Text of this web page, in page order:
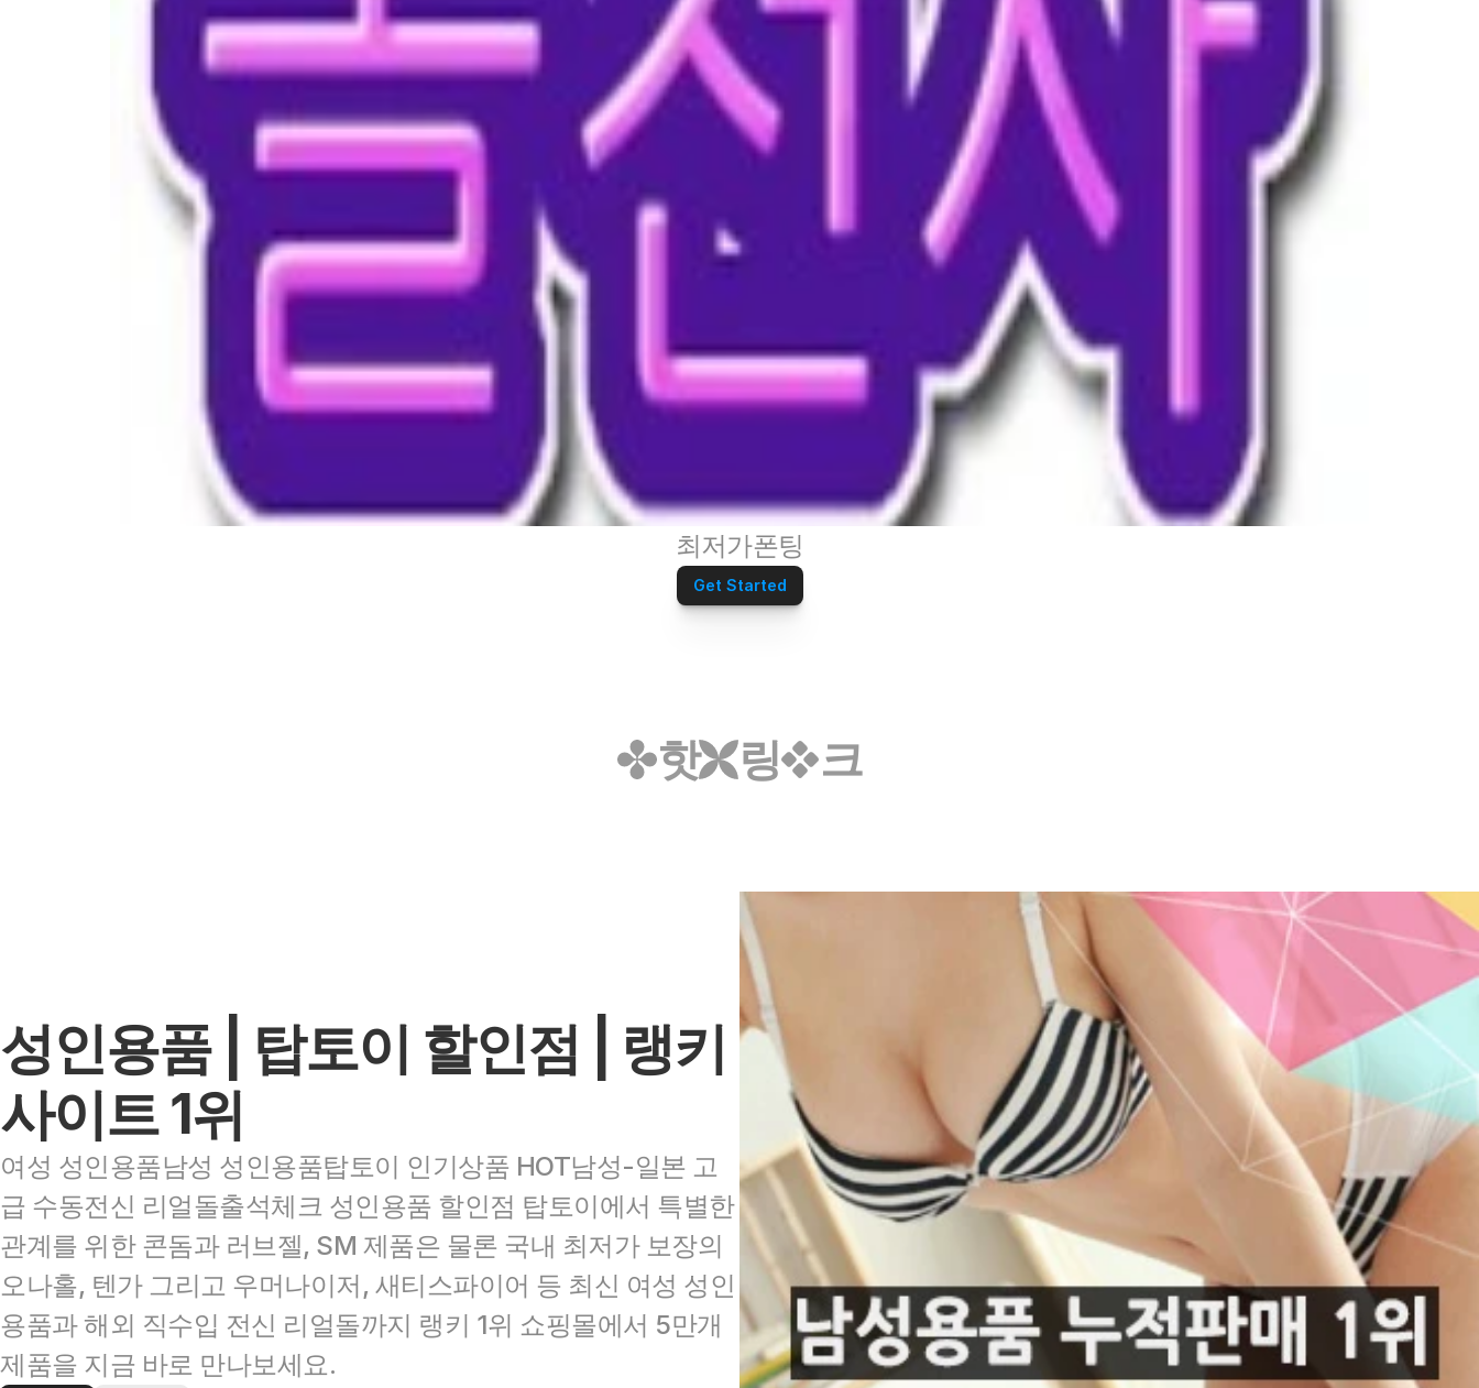
최저가폰팅
Get Started
핫 링 크
성인용품 | 탑토이 할인점 | 랭키
사이트 1위
여성 성인용품남성 성인용품탑토이 인기상품 HOT남성-일본 고
급 수동전신 리얼돌출석체크 성인용품 할인점 탑토이에서 특별한
관계를 위한 콘돔과 러브젤, SM 제품은 물론 국내 최저가 보장의
오나홀, 텐가 그리고 우머나이저, 새티스파이어 등 최신 여성 성인
용품과 해외 직수입 전신 리얼돌까지 랭키 1위 쇼핑몰에서 5만개
제품을 지금 바로 만나보세요.